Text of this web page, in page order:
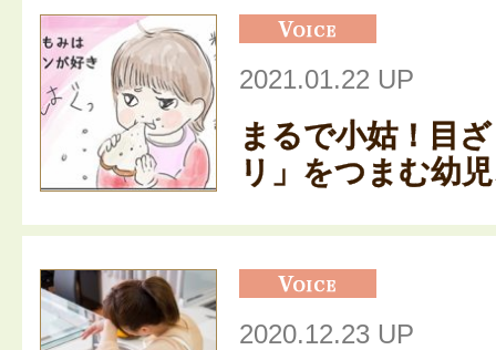
2021.01.22 UP
まるで小姑！目
リ」をつまむ幼
2020.12.23 UP